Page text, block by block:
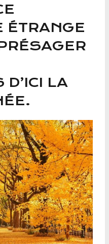
ÉTRANGE
D’ICI LA